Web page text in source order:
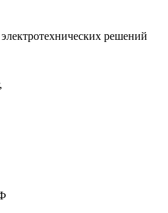
решений